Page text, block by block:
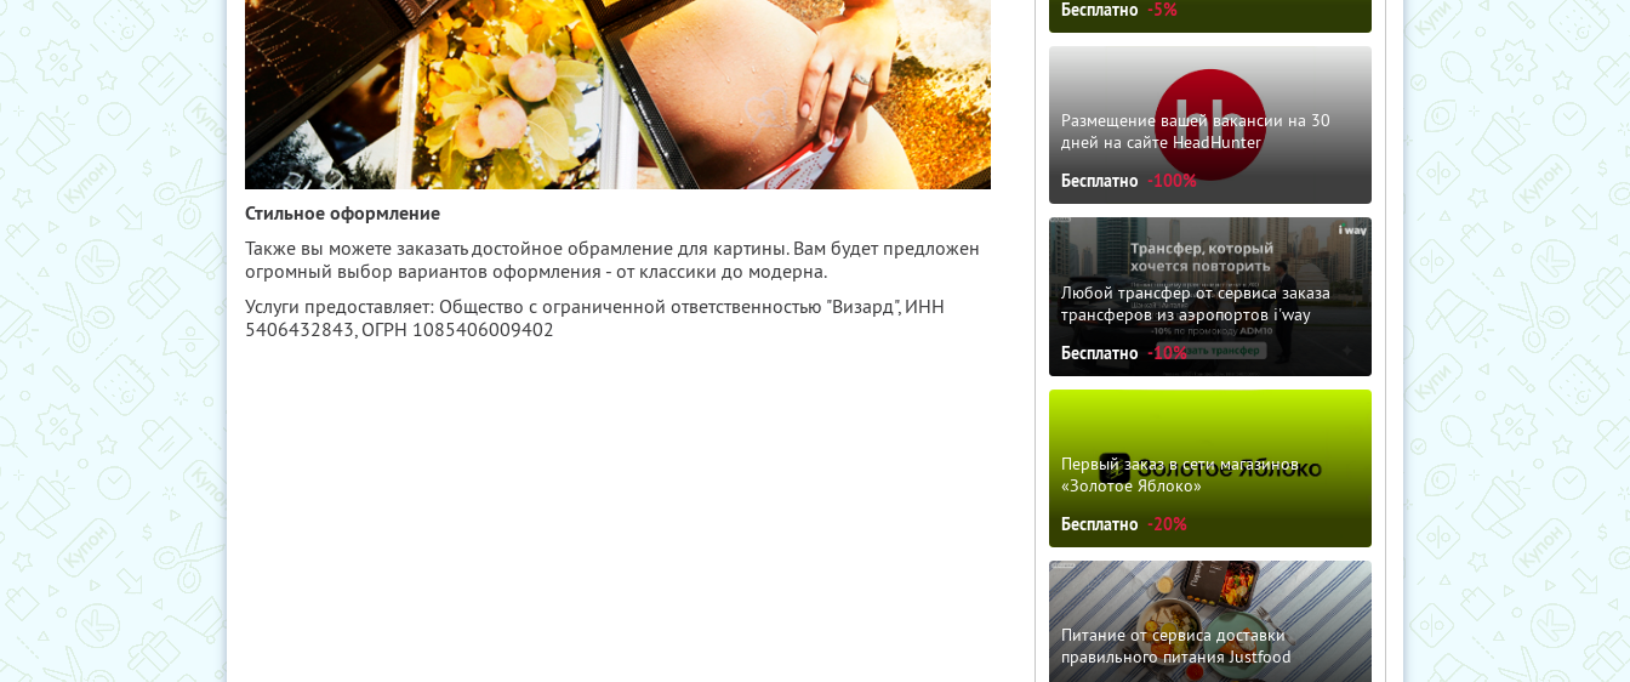
Стильное оформление
Также вы можете заказать достойное обрамление для картины. Вам будет предложен
огромный выбор вариантов оформления - от классики до модерна.
Услуги предоставляет: Общество с ограниченной ответственностью "Визард", ИНН
5406432843 , ОГРН 1085406009402
Бесплатно -5%
Размещение вашей вакансии на 30
дней на сайте HeadHunter
Бесплатно -100%
Любой трансфер от сервиса заказа
трансферов из аэропортов i'way
Бесплатно -10%
Первый заказ в сети магазинов
«Золотое Яблоко»
Бесплатно -20%
Питание от сервиса доставки
правильного питания Justfood